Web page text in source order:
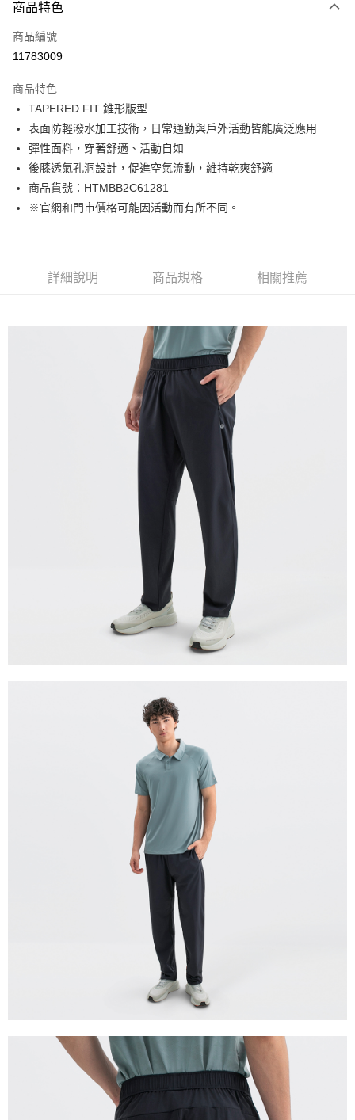
信用卡一次付款
LINE Pay
街口支付
悠遊付
Google Pay
貨到付款
每筆NT$130，滿NT$1,000(含以上)免運費
商品特色
商品編號
11783009
商品特色
TAPERED FIT 錐形版型
表面防輕潑水加工技術，日常通勤與戶外活動皆能廣泛應用
彈性面料，穿著舒適、活動自如
後膝透氣孔洞設計，促進空氣流動，維持乾爽舒適
商品貨號：HTMBB2C61281
※官網和門市價格可能因活動而有所不同。
詳細說明 商品規格 相關推薦